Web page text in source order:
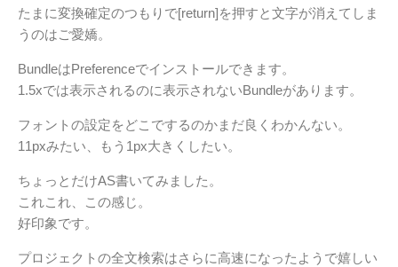
たまに変換確定のつもりで[return]を押すと文字が消えてしま
うのはご愛嬌。
BundleはPreferenceでインストールできます。
1.5xでは表示されるのに表示されないBundleがあります。
フォントの設定をどこでするのかまだ良くわかんない。
11pxみたい、もう1px大きくしたい。
ちょっとだけAS書いてみました。
これこれ、この感じ。
好印象です。
プロジェクトの全文検索はさらに高速になったようで嬉しい